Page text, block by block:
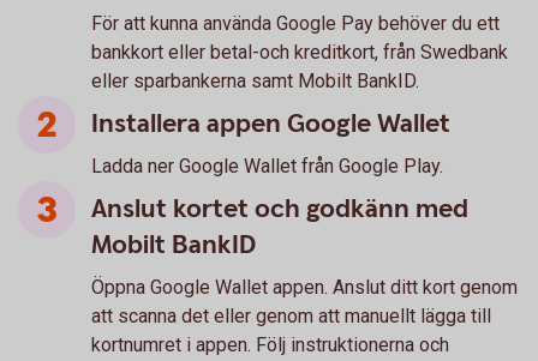
För att kunna använda Google Pay behöver du ett
bankkort eller betal-och kreditkort, från Swedbank
eller sparbankerna samt Mobilt BankID.
Installera appen Google Wallet
Ladda ner Google Wallet från Google Play.
Anslut kortet och godkänn med
Mobilt BankID
Öppna Google Wallet appen. Anslut ditt kort genom
att scanna det eller genom att manuellt lägga till
kortnumret i appen. Följ instruktionerna och